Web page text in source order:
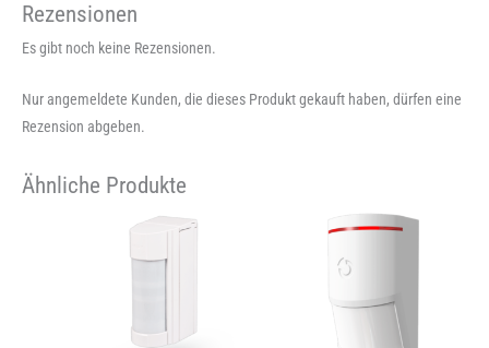
Rezensionen
Es gibt noch keine Rezensionen.
Nur angemeldete Kunden, die dieses Produkt gekauft haben, dürfen eine
Rezension abgeben.
Ähnliche Produkte